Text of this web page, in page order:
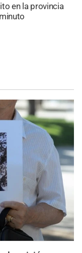
en la provincia